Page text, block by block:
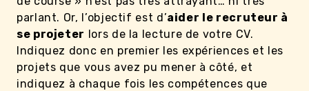
parlant. Or, l’objectif est d’aider le recruteur à
se projeter lors de la lecture de votre CV.
Indiquez donc en premier les expériences et les
projets que vous avez pu mener à côté, et
indiquez à chaque fois les compétences que